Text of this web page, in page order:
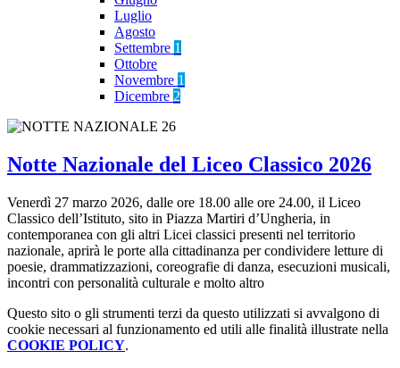
Luglio
Agosto
Settembre 1
Ottobre
Novembre 1
Dicembre 2
Notte Nazionale del Liceo Classico 2026
Venerdì 27 marzo 2026, dalle ore 18.00 alle ore 24.00, il Liceo
Classico dell’Istituto, sito in Piazza Martiri d’Ungheria, in
contemporanea con gli altri Licei classici presenti nel territorio
nazionale, aprirà le porte alla cittadinanza per condividere letture di
poesie, drammatizzazioni, coreografie di danza, esecuzioni musicali,
incontri con personalità culturale e molto altro
Questo sito o gli strumenti terzi da questo utilizzati si avvalgono di
cookie necessari al funzionamento ed utili alle finalità illustrate nella
COOKIE POLICY.